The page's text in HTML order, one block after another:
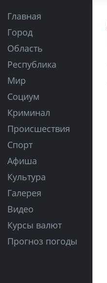
Главная
Город
Область
Республика
Мир
Социум
Криминал
Происшествия
Спорт
Афиша
Культура
Галерея
Видео
Курсы валют
Прогноз погоды